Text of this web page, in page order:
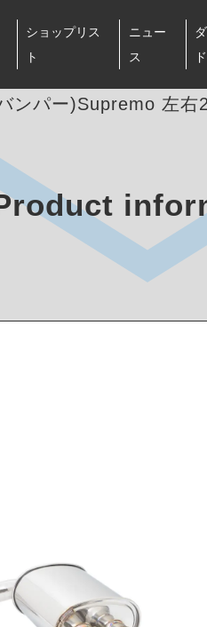
ショップリス
ト
ニュー
ス
ド
ンパー)Supremo 左右